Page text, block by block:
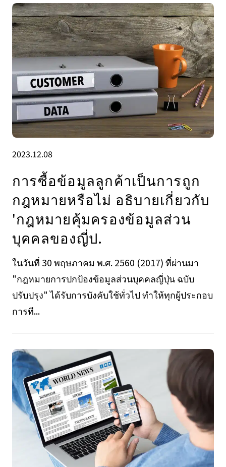
2023.12.08
การซื้อข้อมูลลูกค้าเป็นการถูก
กฎหมายหรือไม่ อธิบายเกี่ยวกับ
'กฎหมายคุ้มครองข้อมูลส่วน
บุคคลของญี่ป.
ในวันที่ 30 พฤษภาคม พ.ศ. 2560 (2017) ที่ผ่านมา
"กฎหมายการปกป้องข้อมูลส่วนบุคคลญี่ปุ่น ฉบับ
ปรับปรุง" ได้รับการบังคับใช้ทั่วไป ทำให้ทุกผู้ประกอบ
การที...